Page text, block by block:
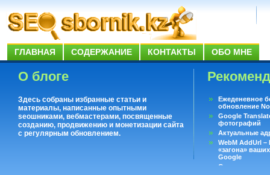
ГЛАВНАЯ СОДЕРЖАНИЕ КОНТАКТЫ ОБО МНЕ
О блоге
Здесь собраны избранные статьи и
материалы, написанные опытными
seoшниками, вебмастерами, посвященные
созданию, продвижению и монетизации сайта
с регулярным обновлением.
Ежеденевное
обновление
Google
фотографий
Актуальные
WebM AddUrl
«загона»
Google
Существует